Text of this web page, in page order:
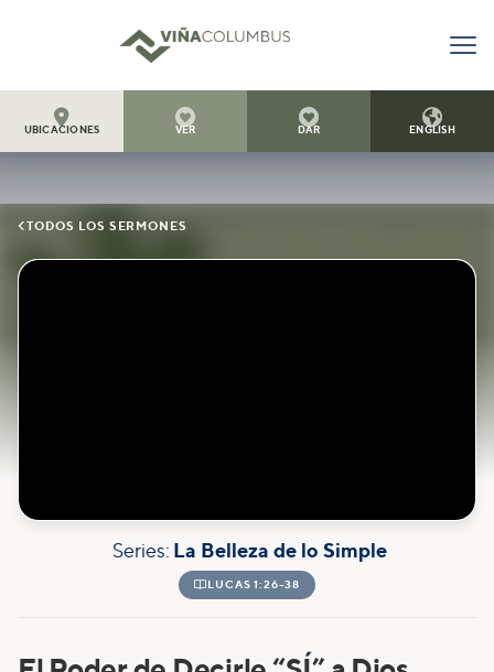

UBICACIONES

VER

DAR

ENGLISH
TODOS LOS SERMONES
Series: La Belleza de lo Simple
 LUCAS 1:26-38